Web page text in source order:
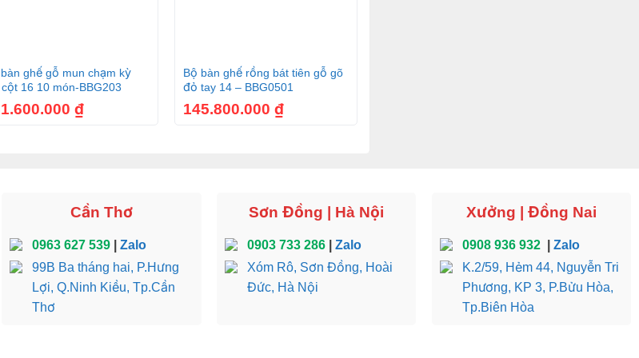
nhiều thập kỷ và trở thành một món đồ nội thất lâu bền
lợi ích
thiết bị liên quan như đầu thu cáp, đầu đĩa Blu-ray, hoặc
ghế gỗ mun chạm kỳ
cột 16 10 món-BBG203
₫
Bộ bàn ghế rồng bát tiên gỗ gõ
đỏ tay 14 – BBG0501
145.800.000 ₫
Cần Thơ
0963 627 539 |Zalo
99B Ba tháng hai, P.Hưng
Lợi, Q.Ninh Kiều, Tp.Cần
Thơ
Sơn Đồng | Hà Nội
0903 733 286 |Zalo
Xóm Rô, Sơn Đồng, Hoài
Đức, Hà Nội
Xưởng | Đồng Nai
0908 936 932
Zalo
K.2/59, Hẻm 44, Nguyễn Tri
Phương, KP 3, P.Bửu Hòa,
Tp.Biên Hòa